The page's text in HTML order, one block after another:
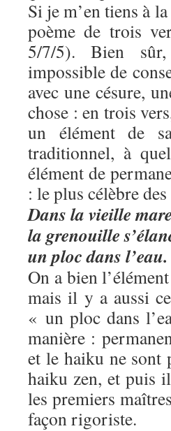
Si je m’en tiens à
poème de trois
5/7/5). Bien
impossible de
avec une césure,
chose : en trois
un élément de
traditionnel, à
élément de
: le plus célèbre
Dans la vieille mare
la grenouille
un ploc dans l’eau.
On a bien
mais il y a aussi
« un ploc dans
manière :
et le haiku ne sont
haiku zen, et puis
les premiers
façon rigoriste.